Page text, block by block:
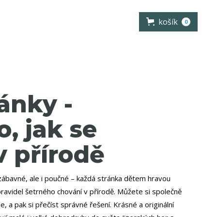
košík 0
-
jak se
přírodě
ale i poučné – každá stránka dětem hravou
šetrného chování v přírodě. Můžete si společně
a pak si přečíst správné řešení. Krásné a originální